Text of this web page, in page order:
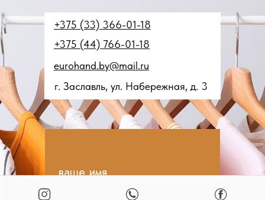
ваше имя
+375 (33) 366-01-18
+375 (44) 766-01-18
eurohand.by@mail.ru
г. Заславль, ул. Набережная, д. 3